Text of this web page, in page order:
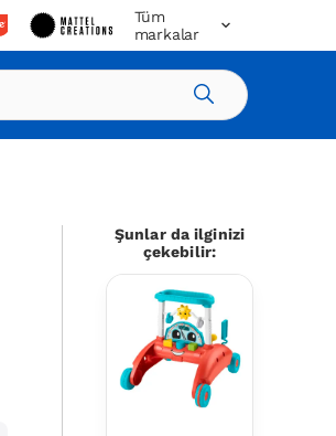
Tüm
markalar
Ara
Şunlar da ilginizi
çekebilir: